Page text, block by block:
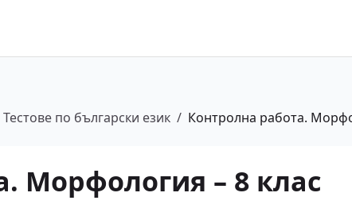
Тестове по български език / Контролна работа.
Морфология – 8 клас